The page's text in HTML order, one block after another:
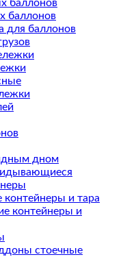
баллонов
баллонов
для баллонов
дном
контейнеры и тара
контейнеры и
стоечные